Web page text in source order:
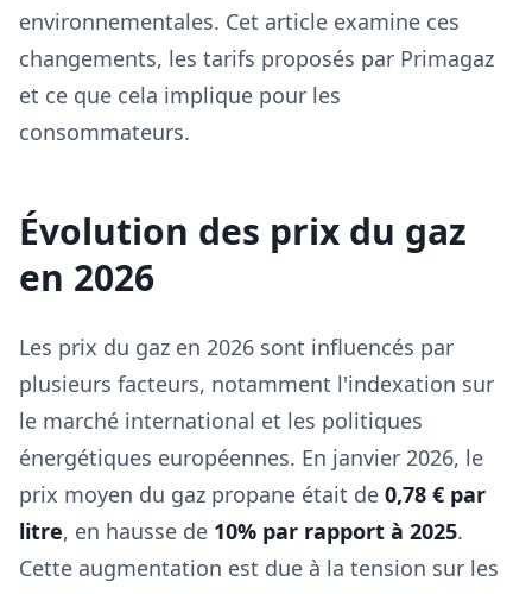
environnementales. Cet article examine ces
changements, les tarifs proposés par Primagaz
et ce que cela implique pour les
consommateurs.
Évolution des prix du gaz
en 2026
Les prix du gaz en 2026 sont influencés par
plusieurs facteurs, notamment l'indexation sur
le marché international et les politiques
énergétiques européennes. En janvier 2026, le
prix moyen du gaz propane était de 0,78 € par
litre, en hausse de 10% par rapport à 2025.
Cette augmentation est due à la tension sur les